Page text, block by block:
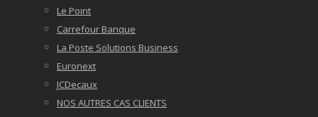
Le Point
Carrefour Banque
La Poste Solutions Business
Euronext
JCDecaux
NOS AUTRES CAS CLIENTS